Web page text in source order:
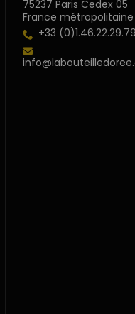
75237 Paris Cedex 05
France métropolitaine
+33 (0)1.46.22.29.79